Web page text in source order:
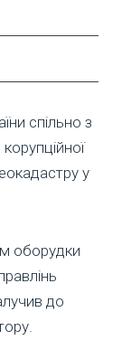
спільно з
у
оборудки
до